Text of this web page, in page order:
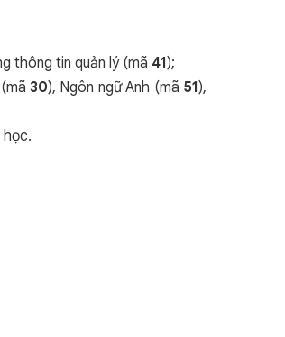
thông tin quản lý (mã 41);
30), Ngôn ngữ Anh (mã 51),